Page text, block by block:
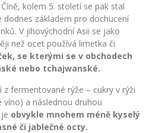
kolem 5. století se pak stal
dodnes základem pro dochucení
V jihovýchodní Asii se jako
než ocet používá limetka či
se kterými se v obchodech
nebo tchajwanské.
fermentované rýže – cukry v rýži
víno) a následnou druhou
obvykle mnohem méně kyselý
či jablečné octy.